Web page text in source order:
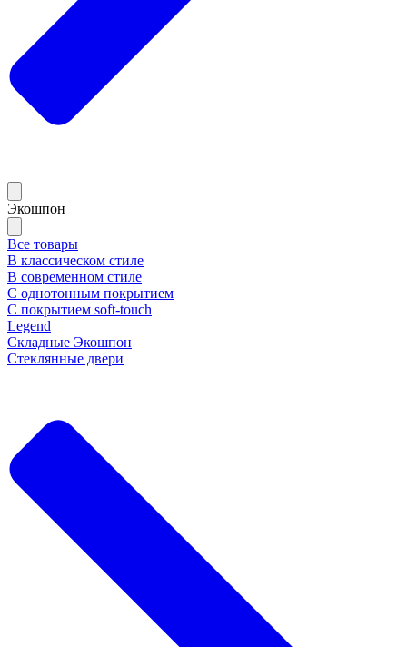
Экошпон
Все товары
В классическом стиле
В современном стиле
С однотонным покрытием
С покрытием soft-touch
Legend
Складные Экошпон
Стеклянные двери